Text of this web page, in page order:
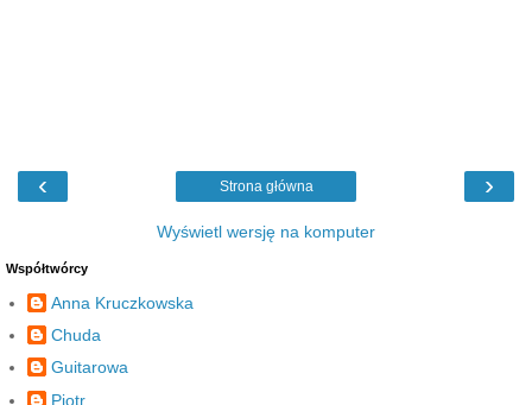
‹ ›
Strona główna
Wyświetl wersję na komputer
Współtwórcy
Anna Kruczkowska
Chuda
Guitarowa
Piotr